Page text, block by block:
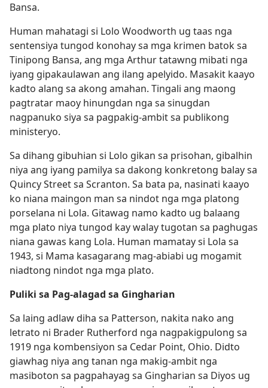
Bansa.
Human mahatagi si Lolo Woodworth ug taas nga
sentensiya tungod konohay sa mga krimen batok sa
Tinipong Bansa, ang mga Arthur tatawng mibati nga
iyang gipakaulawan ang ilang apelyido. Masakit kaayo
kadto alang sa akong amahan. Tingali ang maong
pagtratar maoy hinungdan nga sa sinugdan
nagpanuko siya sa pagpakig-ambit sa publikong
ministeryo.
Sa dihang gibuhian si Lolo gikan sa prisohan, gibalhin
niya ang iyang pamilya sa dakong konkretong balay sa
Quincy Street sa Scranton. Sa bata pa, nasinati kaayo
ko niana maingon man sa nindot nga mga platong
porselana ni Lola. Gitawag namo kadto ug balaang
mga plato niya tungod kay walay tugotan sa paghugas
niana gawas kang Lola. Human mamatay si Lola sa
1943, si Mama kasagarang mag-abiabi ug mogamit
niadtong nindot nga mga plato.
Puliki sa Pag-alagad sa Gingharian
Sa laing adlaw diha sa Patterson, nakita nako ang
letrato ni Brader Rutherford nga nagpakigpulong sa
1919 nga kombensiyon sa Cedar Point, Ohio. Didto
giawhag niya ang tanan nga makig-ambit nga
masiboton sa pagpahayag sa Gingharian sa Diyos ug